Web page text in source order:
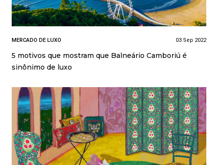
MERCADO DE LUXO 03 Sep 2022
5 motivos que mostram que Balneário Camboriú é
sinônimo de luxo